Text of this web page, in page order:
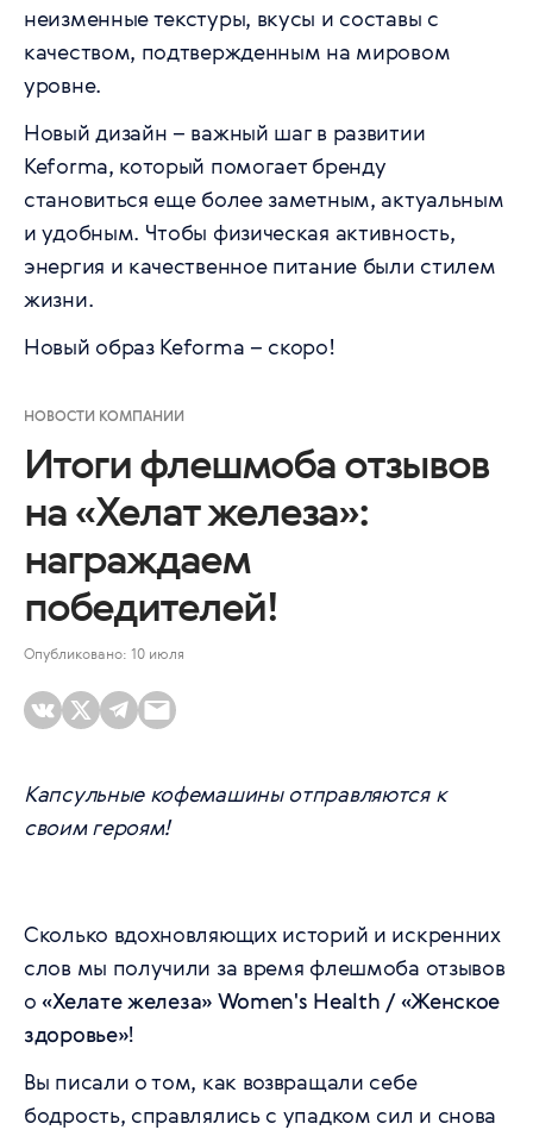
неизменные текстуры, вкусы и составы с
качеством, подтвержденным на мировом
уровне.
Новый дизайн – важный шаг в развитии
Keforma, который помогает бренду
становиться еще более заметным, актуальным
и удобным. Чтобы физическая активность,
энергия и качественное питание были стилем
жизни.
Новый образ Keforma – скоро!
НОВОСТИ КОМПАНИИ
Итоги флешмоба отзывов
на «Хелат железа»:
награждаем
победителей!
Опубликовано: 10 июля
Капсульные кофемашины отправляются к
своим героям!
Сколько вдохновляющих историй и искренних
слов мы получили за время флешмоба отзывов
о«Хелате железа» Women's Health / «Женское
здоровье»!
Вы писали о том, как возвращали себе
бодрость, справлялись с упадком сил и снова